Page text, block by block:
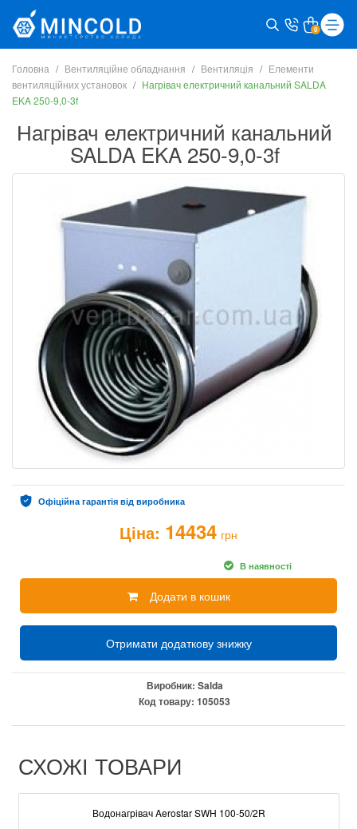
0
Головна Вентиляційне обладнання Вентиляція
Елементи
вентиляційних установок
Нагрівач електричний канальний SALDA
EKA 250-9,0-3f
Нагрівач електричний канальний
SALDA EKA 250-9,0-3f
Офіційна гарантія від виробника
Ціна: 14434 грн
В наявності
Додати в кошик
Отримати додаткову знижку
Виробник: Salda
Код товару: 105053
СХОЖІ ТОВАРИ
Водонагрівач Aerostar SWH 100-50/2R